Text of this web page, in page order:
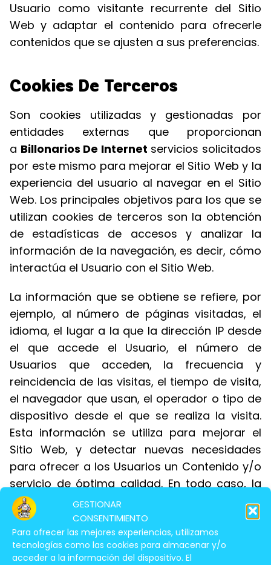
GESTIONAR
CONSENTIMIENTO
Para ofrecer las mejores experiencias, utilizamos
tecnologías como las cookies para almacenar y/o
acceder a la información del dispositivo. El
Usuario como visitante recurrente del Sitio
Web y adaptar el contenido para ofrecerle
contenidos que se ajusten a sus preferencias.
Cookies De Terceros
Son cookies utilizadas y gestionadas por
entidades externas que proporcionan
a Billonarios De Internet servicios solicitados
por este mismo para mejorar el Sitio Web y la
experiencia del usuario al navegar en el Sitio
Web. Los principales objetivos para los que se
utilizan cookies de terceros son la obtención
de estadísticas de accesos y analizar la
información de la navegación, es decir, cómo
interactúa el Usuario con el Sitio Web.
La información que se obtiene se refiere, por
ejemplo, al número de páginas visitadas, el
idioma, el lugar a la que la dirección IP desde
el que accede el Usuario, el número de
Usuarios que acceden, la frecuencia y
reincidencia de las visitas, el tiempo de visita,
el navegador que usan, el operador o tipo de
dispositivo desde el que se realiza la visita.
Esta información se utiliza para mejorar el
Sitio Web, y detectar nuevas necesidades
para ofrecer a los Usuarios un Contenido y/o
servicio de óptima calidad. En todo caso, la
información se recopila de forma anónima y
se elaboran informes de tendencias del Sitio
Web sin identificar a usuarios individuales.